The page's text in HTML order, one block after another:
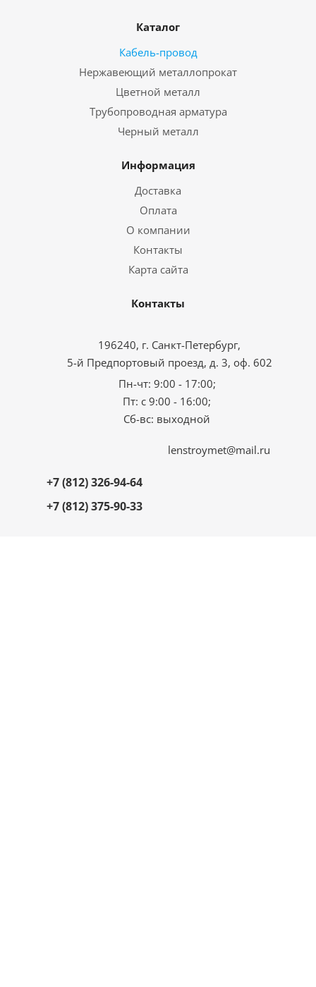
Каталог
Кабель-провод
Нержавеющий металлопрокат
Цветной металл
Трубопроводная арматура
Черный металл
Информация
Доставка
Оплата
О компании
Контакты
Карта сайта
Контакты
196240, г. Санкт-Петербург,
5-й Предпортовый проезд, д. 3, оф. 602
Пн-чт: 9:00 - 17:00;
Пт: с 9:00 - 16:00;
Сб-вс: выходной
+7 (812) 326-94-64
+7 (812) 375-90-33
lenstroymet@mail.ru